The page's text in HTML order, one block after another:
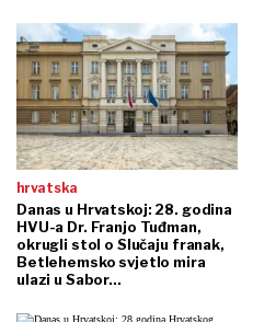
hrvatska
Danas u Hrvatskoj: 28. godina
HVU-a Dr. Franjo Tuđman,
okrugli stol o Slučaju franak,
Betlehemsko svjetlo mira
ulazi u Sabor...